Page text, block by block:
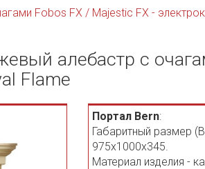
Fobos FX / Majestic FX -
алебастр с
Flame
Портал Bern:
Габаритный размер
975х1000х345.
Материал изделия -